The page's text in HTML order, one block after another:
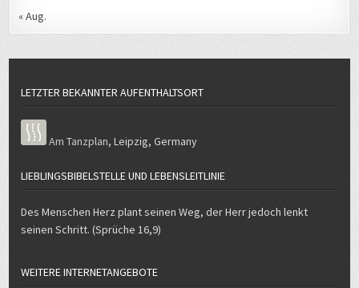
« Aug.
LETZTER BEKANNTER AUFENTHALTSORT
Am Tanzplan,Leipzig,Germany
LIEBLINGSBIBELSTELLE UND LEBENSLEITLINIE
Des Menschen Herz plant seinen Weg, der Herr jedoch lenkt
seinen Schritt. (Sprüche 16,9)
WEITERE INTERNETANGEBOTE